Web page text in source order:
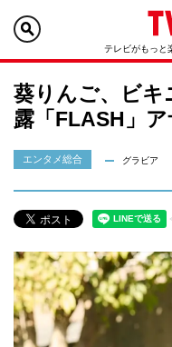
テレビがもっと
葵りんご、ビキ
露「FLASH」
エンタメ総合 グラビア